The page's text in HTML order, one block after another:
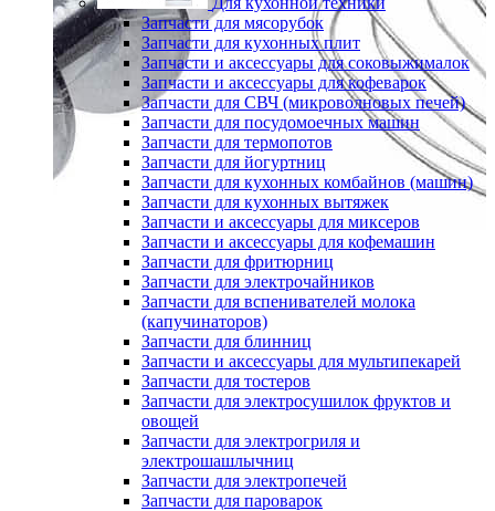
Запчасти для мясорубок
Запчасти для кухонных плит
Запчасти и аксессуары для соковыжималок
Запчасти и аксессуары для кофеварок
Запчасти для СВЧ (микроволновых печей)
Запчасти для посудомоечных машин
Запчасти для термопотов
Запчасти для йогуртниц
Запчасти для кухонных комбайнов (машин)
Запчасти для кухонных вытяжек
Запчасти и аксессуары для миксеров
Запчасти и аксессуары для кофемашин
Запчасти для фритюрниц
Запчасти для электрочайников
Запчасти для вспенивателей молока
(капучинаторов)
Запчасти для блинниц
Запчасти и аксессуары для мультипекарей
Запчасти для тостеров
Запчасти для электросушилок фруктов и
овощей
Запчасти для электрогриля и
электрошашлычниц
Запчасти для электропечей
Запчасти для пароварок